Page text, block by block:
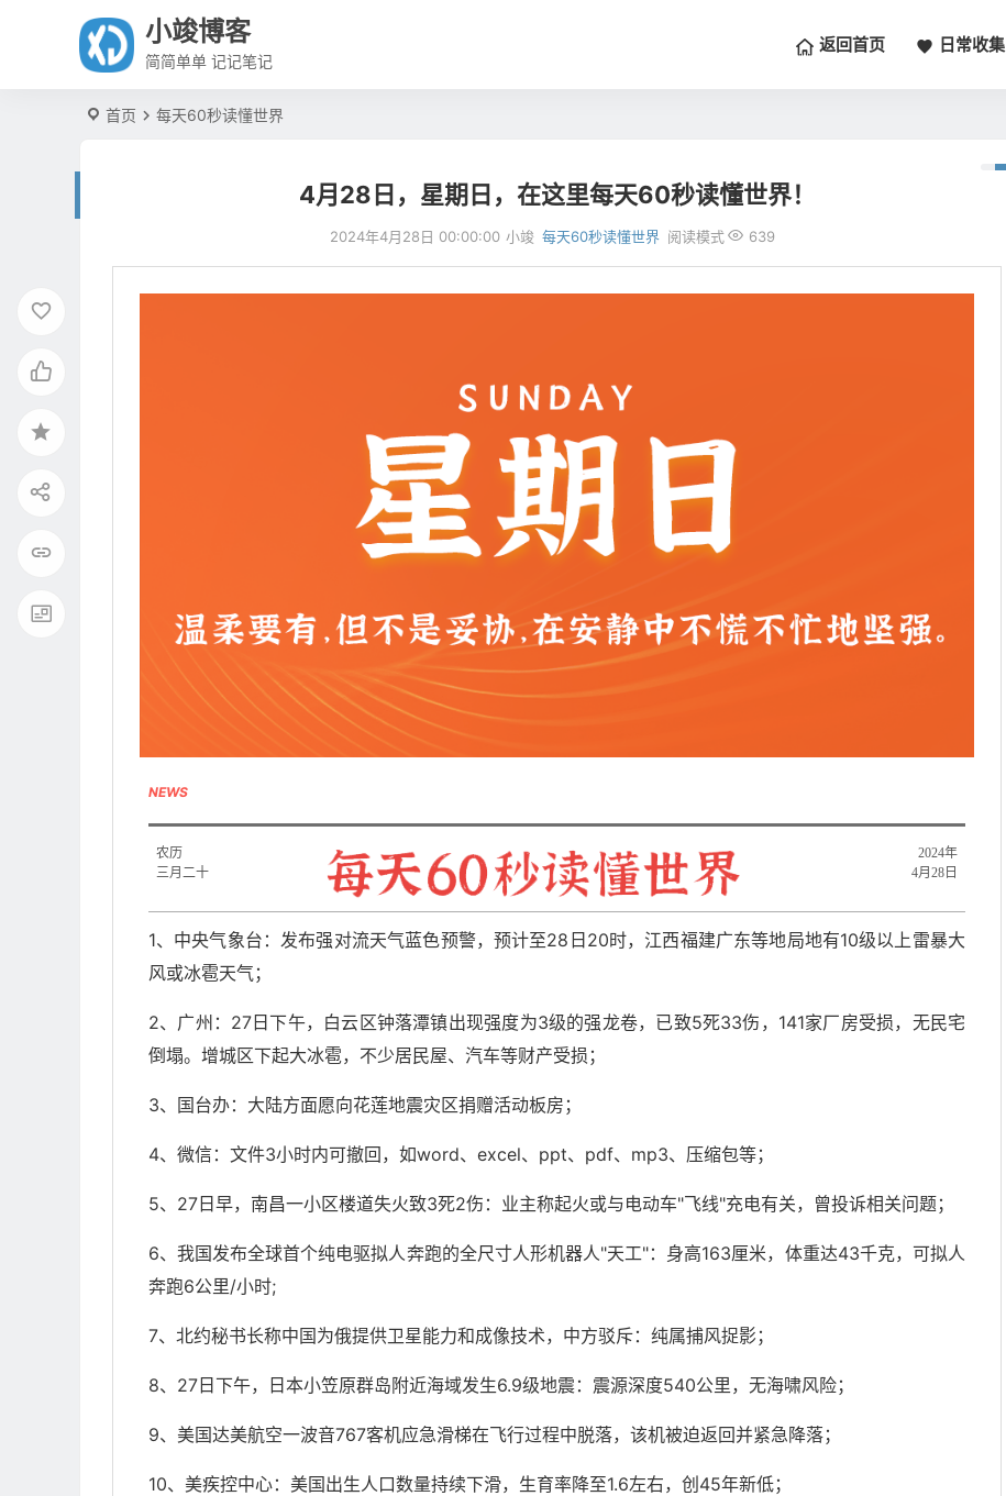
小竣博客
简简单单 记记笔记
返回首页 日常收集
首页 每天60秒读懂世界
4月28日，星期日，在这里每天60秒读懂世界！
2024年4月28日 00:00:00 小竣 每天60秒读懂世界 639
阅读模式
NEWS
2024年
4月28日
农历
三月二十
1、中央气象台：发布强对流天气蓝色预警，预计至28日20时，江西福建广东等地局地有10级以上雷暴大
风或冰雹天气；
2、广州：27日下午，白云区钟落潭镇出现强度为3级的强龙卷，已致5死33伤，141家厂房受损，无民宅
倒塌。增城区下起大冰雹，不少居民屋、汽车等财产受损；
3、国台办：大陆方面愿向花莲地震灾区捐赠活动板房；
4、微信：文件3小时内可撤回，如word、excel、ppt、pdf、mp3、压缩包等；
5、27日早，南昌一小区楼道失火致3死2伤：业主称起火或与电动车"飞线"充电有关，曾投诉相关问题；
6、我国发布全球首个纯电驱拟人奔跑的全尺寸人形机器人"天工"：身高163厘米，体重达43千克，可拟人
奔跑6公里/小时;
7、北约秘书长称中国为俄提供卫星能力和成像技术，中方驳斥：纯属捕风捉影；
8、27日下午，日本小笠原群岛附近海域发生6.9级地震：震源深度540公里，无海啸风险；
9、美国达美航空一波音767客机应急滑梯在飞行过程中脱落，该机被迫返回并紧急降落；
10、美疾控中心：美国出生人口数量持续下滑，生育率降至1.6左右，创45年新低；